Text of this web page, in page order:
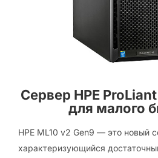
Сервер HPE
для малого
HPE ML10 v2 Gen9 — это новый
характеризующийся